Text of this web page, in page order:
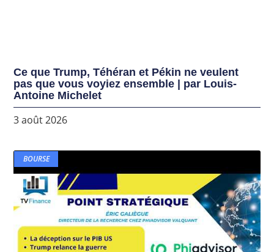
Ce que Trump, Téhéran et Pékin ne veulent
pas que vous voyiez ensemble | par Louis-
Antoine Michelet
3 août 2026
BOURSE